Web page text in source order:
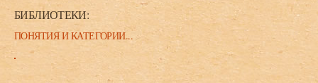
БИБЛИОТЕКИ:
ПОНЯТИЯ И КАТЕГОРИИ...